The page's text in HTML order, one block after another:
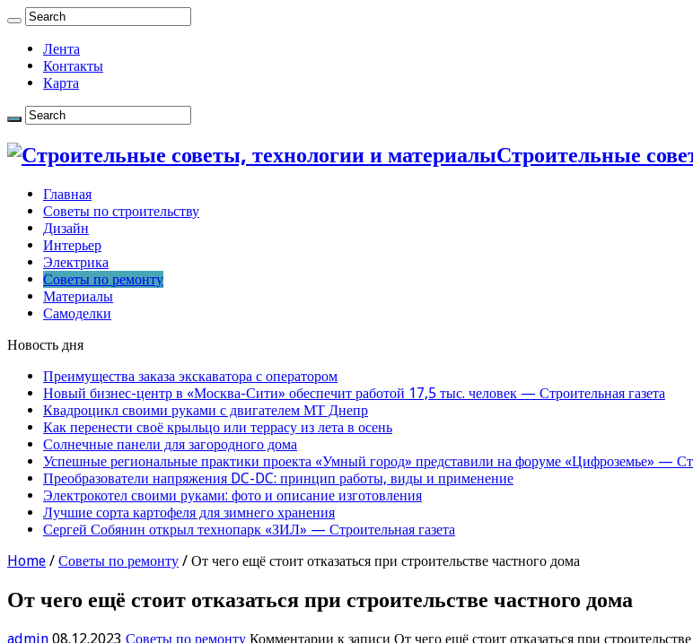
Лента
Контакты
Карта
Строительные
Главная
Советы по строительству
Дизайн
Интерьер
Электрика
Советы по ремонту
Материалы
Самоделки
Новость дня
Преимущества заказа экскаватора с оператором
Новый бизнес-центр в «Москва-Сити» обеспечит работой 17,5 тыс. человек — Строительная газета
Квадроцикл своими руками с двигателем МТ Днепр
Как перенести своё крыльцо или террасу из лета в осень
Солнечные панели для загородного дома
Успешные региональные практики проекта «Умный город» представили на форуме «Цифроземье» —
Преобразователи напряжения DC-DC: принцип работы, виды и применение
Электрокотел своими руками: фото и описание изготовления
Лучшие сорта картофеля для зимнего хранения
Сергей Собянин открыл технопарк «ЗИЛ» — Строительная газета
Home / Советы по ремонту / От чего ещё стоит отказаться при строительстве частного дома
От чего ещё стоит отказаться при строительстве частного дома
admin 08.12.2023 Советы по ремонту Комментарии к записи От чего ещё стоит отказаться при